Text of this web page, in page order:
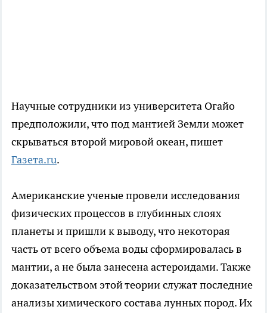
Научные сотрудники из университета Огайо
предположили, что под мантией Земли может
скрываться второй мировой океан, пишет
Газета.ru.
Американские ученые провели исследования
физических процессов в глубинных слоях
планеты и пришли к выводу, что некоторая
часть от всего объема воды сформировалась в
мантии, а не была занесена астероидами. Также
доказательством этой теории служат последние
анализы химического состава лунных пород. Их